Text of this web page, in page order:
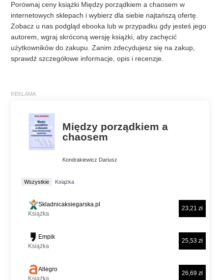
Porównaj ceny książki Między porządkiem a chaosem w
internetowych sklepach i wybierz dla siebie najtańszą ofertę.
Zobacz u nas podgląd ebooka lub w przypadku gdy jesteś jego
autorem, wgraj skróconą wersję książki, aby zachęcić
użytkowników do zakupu. Zanim zdecydujesz się na zakup,
sprawdź szczegółowe informacje, opis i recenzje.